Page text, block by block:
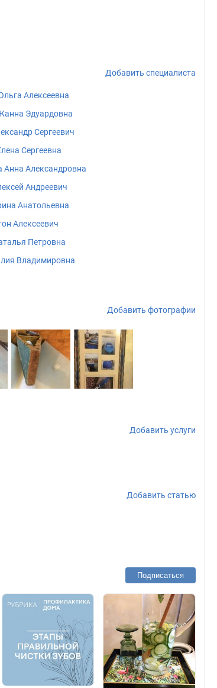
Добавить специалиста
Алексеевна
Эдуардовна
Сергеевич
Сергеевна
Анна Александровна
Андреевич
Анатольевна
Алексеевич
Петровна
Владимировна
Добавить фотографии
Добавить услуги
Добавить статью
Подписаться